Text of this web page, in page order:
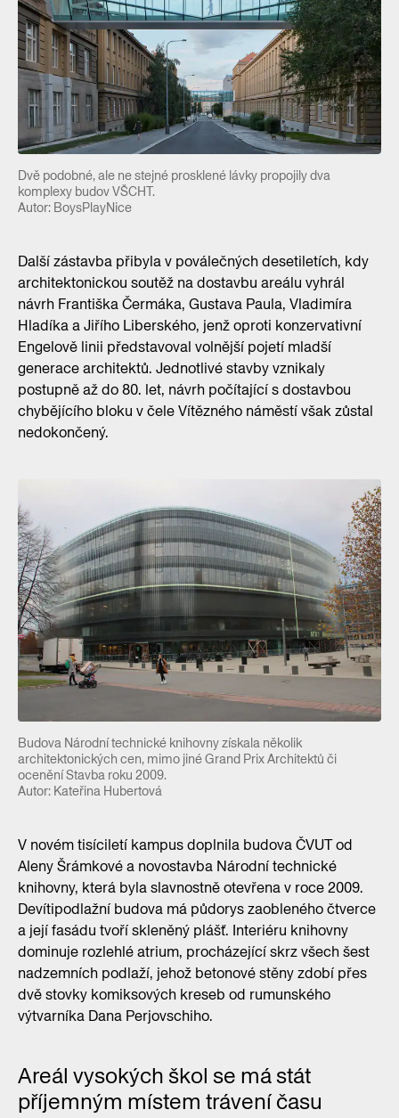
Dvě podobné, ale ne stejné prosklené lávky propojily dva
komplexy budov VŠCHT.
Autor: BoysPlayNice
Další zástavba přibyla v poválečných desetiletích, kdy
architektonickou soutěž na dostavbu areálu vyhrál
návrh Františka Čermáka, Gustava Paula, Vladimíra
Hladíka a Jiřího Liberského, jenž oproti konzervativní
Engelově linii představoval volnější pojetí mladší
generace architektů. Jednotlivé stavby vznikaly
postupně až do 80. let, návrh počítající s dostavbou
chybějícího bloku v čele Vítězného náměstí však zůstal
nedokončený.
Budova Národní technické knihovny získala několik
architektonických cen, mimo jiné Grand Prix Architektů či
ocenění Stavba roku 2009.
Autor: Kateřina Hubertová
V novém tisíciletí kampus doplnila budova ČVUT od
Aleny Šrámkové a novostavba Národní technické
knihovny, která byla slavnostně otevřena v roce 2009.
Devítipodlažní budova má půdorys zaobleného čtverce
a její fasádu tvoří skleněný plášť. Interiéru knihovny
dominuje rozlehlé atrium, procházející skrz všech šest
nadzemních podlaží, jehož betonové stěny zdobí přes
dvě stovky komiksových kreseb od rumunského
výtvarníka Dana Perjovschiho.
Areál vysokých škol se má stát
příjemným místem trávení času